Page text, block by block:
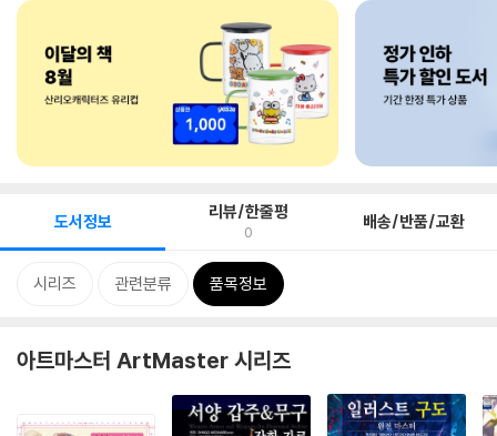
도서정보 리뷰/한줄평
0 배송/반품/교환
시리즈 관련분류 품목정보
아트마스터 ArtMaster 시리즈